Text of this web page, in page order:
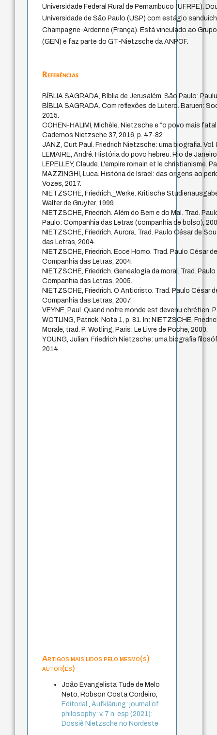
Universidade Federal Rural de Pernambuco (UFRPE).
Universidade de São Paulo (USP) com estágio
Champagne-Ardenne (França). Está vinculado ao
(GEN) e faz parte do GT-Nietzsche da ANPOF.
Referências
BÍBLIA SAGRADA, Bíblia de Jerusalém. São Paulo:
BÍBLIA SAGRADA. Com reflexões de Lutero. Barueri:
2015.
COHEN-HALIMI, Michèle. Nietzsche e “o povo mais
Cadernos Nietzsche 37, 2016, p. 47-82
JANZ, Curt Paul. Friedrich Nietzsche: uma biografia.
LEMAIRE, André. História do povo hebreu. Rio de
LEPELLEY, Claude. L'empire romain et le christianisme.
MAZZINGHI, Luca. História de Israel: das origens ao
Vozes, 2017.
NIETZSCHE, Friedrich._Werke. Kritische
Walter de Gruyter, 1999.
NIETZSCHE, Friedrich. Além do Bem e do Mal. Trad.
Paulo: Companhia das Letras (companhia de bolso),
NIETZSCHE, Friedrich. Aurora. Trad. Paulo César de
das Letras, 2004.
NIETZSCHE, Friedrich. Ecce Homo. Trad. Paulo César
Companhia das Letras, 2004.
NIETZSCHE, Friedrich. Genealogia da moral. Trad.
Companhia das Letras, 2005.
NIETZSCHE, Friedrich. O Anticristo. Trad. Paulo César
Companhia das Letras, 2007.
VEYNE, Paul. Quand notre monde est devenu chrétien.
WOTLING, Patrick. Nota 1, p. 81. In: NIETZSCHE,
Morale, trad. P. Wotling, Paris: Le Livre de Poche, 2000.
YOUNG, Julian. Friedrich Nietzsche: uma biografia
2014.
Artigos mais lidos pelo mesmo(s)
autor(es)
João Evangelista Tude de Melo
Neto, Robson Costa Cordeiro,
Editorial,Aufklärung: journal of
philosophy: v. 7 n. esp (2021):
Dossiê Nietzsche no Nordeste